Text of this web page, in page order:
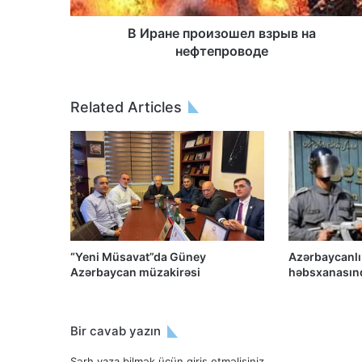
В Иране произошел взрыв на
нефтепроводе
Related Articles
“Yeni Müsavat”da Güney
Azərbaycan müzakirəsi
Bir cavab yazın